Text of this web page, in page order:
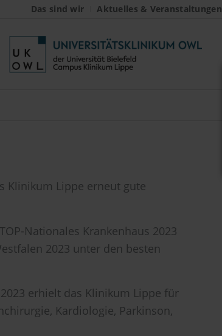
Das sind wir Aktuelles & Veranstaltungen
Klinikum Lippe erneut gute
Nationales Krankenhaus 2023
2023 unter den besten
erhielt das Klinikum Lippe für
Kardiologie, Parkinson,